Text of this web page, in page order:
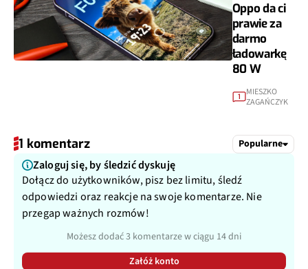
Oppo da ci
prawie za
darmo
ładowarkę
80 W
1
MIESZKO
ZAGAŃCZYK
1 komentarz Popularne
Zaloguj się, by śledzić dyskuję
Dołącz do użytkowników, pisz bez limitu, śledź
odpowiedzi oraz reakcje na swoje komentarze. Nie
przegap ważnych rozmów!
Możesz dodać 3 komentarze w ciągu 14 dni
Załóż konto